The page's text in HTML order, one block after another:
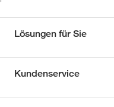
Lösungen für Sie
Kundenservice